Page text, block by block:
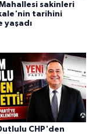
sakinleri
tarihini
yaşadı
CHP'den